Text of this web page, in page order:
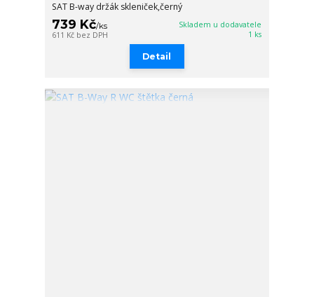
SAT B-way držák skleniček,černý
739 Kč/ks
611 Kč bez DPH
Skladem u dodavatele
1 ks
Detail